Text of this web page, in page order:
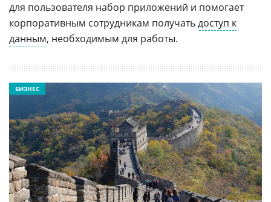
для пользователя набор приложений и помогает
корпоративным сотрудникам получатьдоступ к
данным, необходимым для работы.
БИЗНЕС